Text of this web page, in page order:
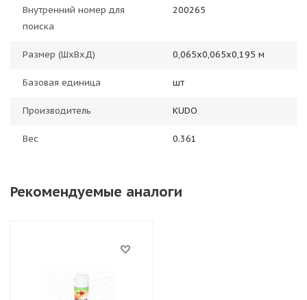
Внутренний номер для
поиска
200265
Размер (ШхВхД) 0,065х0,065х0,195 м
Базовая единица шт
Производитель KUDO
Вес 0.361
Рекомендуемые аналоги